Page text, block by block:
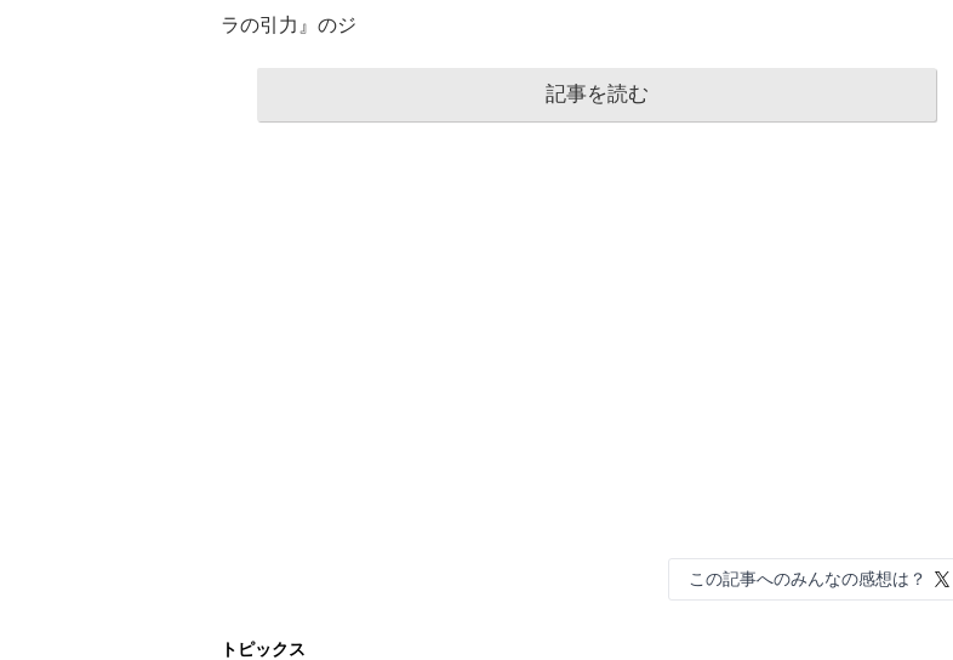
ラの引力』のジ
記事を読む
この記事へのみんなの感想は？
トピックス